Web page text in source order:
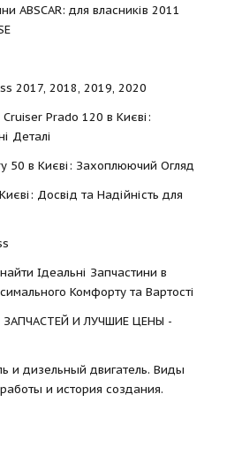
ABSCAR: для власників 2011
2017, 2018, 2019, 2020
Prado 120 в Києві:
Деталі
50 в Києві: Захоплюючий Огляд
Досвід та Надійність для
Ідеальні Запчастини в
Комфорту та Вартості
И ЛУЧШИЕ ЦЕНЫ -
и дизельный двигатель. Виды
и история создания.